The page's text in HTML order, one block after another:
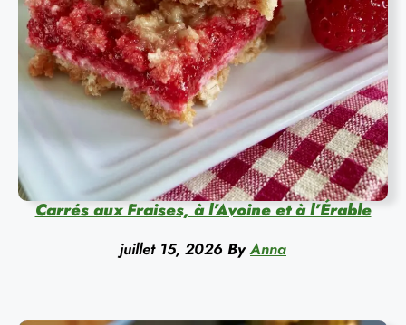
Carrés aux Fraises, à l’Avoine et à l’Érable
juillet 15, 2026 By Anna